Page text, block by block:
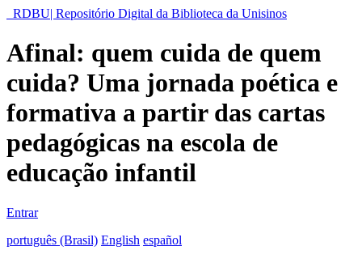
RDBU| Repositório Digital da Biblioteca da Unisinos
Afinal: quem cuida de quem
cuida? Uma jornada poética e
formativa a partir das cartas
pedagógicas na escola de
educação infantil
Entrar
português (Brasil) English español